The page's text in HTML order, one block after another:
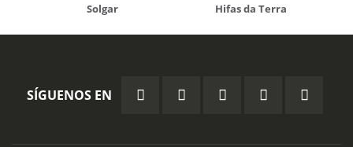
Solgar Hifas da Terra
SÍGUENOS EN